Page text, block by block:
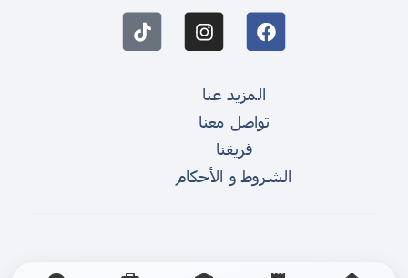
المزيد عنا
تواصل معنا
فريقنا
الشروط و الأحكام